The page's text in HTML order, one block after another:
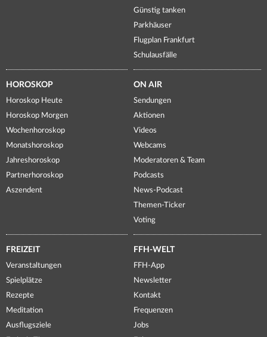
Günstig tanken
Parkhäuser
Flugplan Frankfurt
Schulausfälle
HOROSKOP
Horoskop Heute
Horoskop Morgen
Wochenhoroskop
Monatshoroskop
Jahreshoroskop
Partnerhoroskop
Aszendent
ON AIR
Sendungen
Aktionen
Videos
Webcams
Moderatoren & Team
Podcasts
News-Podcast
Themen-Ticker
Voting
FREIZEIT
Veranstaltungen
Spielplätze
Rezepte
Meditation
Ausflugsziele
FFH-WELT
FFH-App
Newsletter
Kontakt
Frequenzen
Jobs